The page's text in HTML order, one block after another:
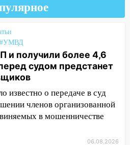
92-летнюю
области
области
на трассе и
дело
на 6 августа в
рок и силовой
пройдет
#УМВД
и получили более 4,6
судом предстанет
известно о передаче в суд
членов организованной
в мошенничестве
06.08.2026